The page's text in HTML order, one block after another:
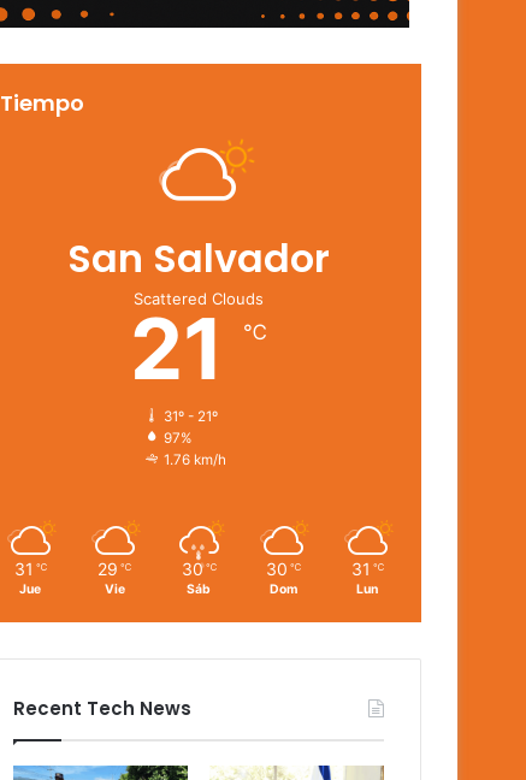
Tiempo
San Salvador
Scattered Clouds
21 ℃
31º - 21º
97%
1.76 km/h
31 ℃
Jue
29 ℃
Vie
30 ℃
Sáb
30 ℃
Dom
31 ℃
Lun
Recent Tech News